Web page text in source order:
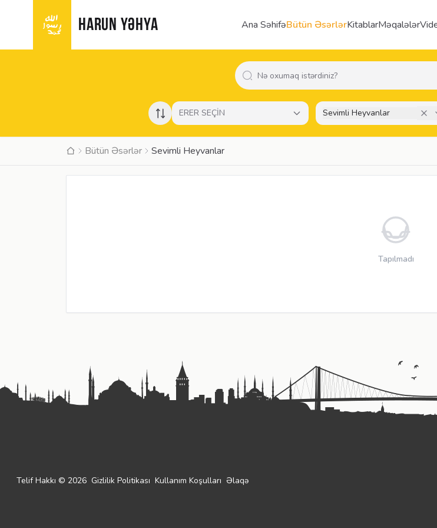
HARUN YƏHYA Ana SəhifəBütün ƏsərlərKitablarMəqalələr
ERER SEÇİN Sevimli Heyvanlar
Bütün Əsərlər Sevimli Heyvanlar
Tapılmadı
Telif Hakkı © 2026 Gizlilik Politikası Kullanım Koşulları Əlaqə